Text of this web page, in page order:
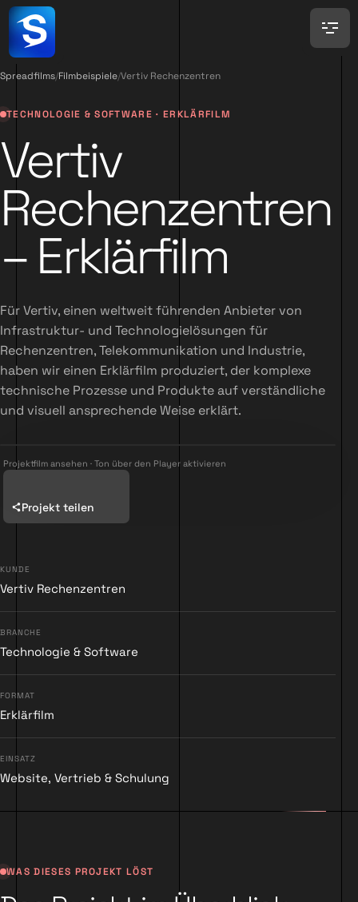
Spreadfilms/Filmbeispiele/Vertiv Rechenzentren
TECHNOLOGIE & SOFTWARE · ERKLÄRFILM
Vertiv
Rechenzentren
– Erklärfilm
Für Vertiv, einen weltweit führenden Anbieter von
Infrastruktur- und Technologielösungen für
Rechenzentren, Telekommunikation und Industrie,
haben wir einen Erklärfilm produziert, der komplexe
technische Prozesse und Produkte auf verständliche
und visuell ansprechende Weise erklärt.
Projektfilm ansehen · Ton über den Player aktivieren
Projekt teilen
KUNDE
Vertiv Rechenzentren
BRANCHE
Technologie & Software
FORMAT
Erklärfilm
EINSATZ
Website, Vertrieb & Schulung
WAS DIESES PROJEKT LÖST